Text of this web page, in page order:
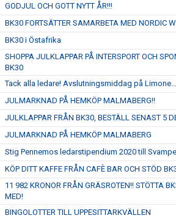
GODJUL OCH GOTT NYTT ÅR!!!
BK30 FORTSÄTTER SAMARBETA MED NORDIC
BK30 i Östafrika
SHOPPA JULKLAPPAR PÅ INTERSPORT OCH
BK30
Tack alla ledare! Avslutningsmiddag på Limone...
JULMARKNAD PÅ HEMKÖP MALMABERG!!
JULKLAPPAR FRÅN BK30, BESTÄLL SENAST 5
JULMARKNAD PÅ HEMKÖP MALMABERG
Stig Pennemos ledarstipendium 2020 till
KÖP DITT KAFFE FRÅN CAFÈ BAR OCH STÖD
11 982 KRONOR FRÅN GRÄSROTEN!! STÖTTA
MED!
BINGOLOTTER TILL UPPESITTARKVÄLLEN